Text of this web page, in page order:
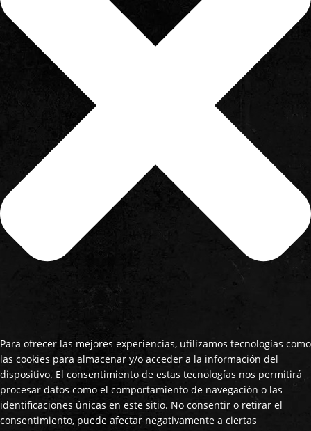
Para ofrecer las mejores experiencias, utilizamos tecnologías como
las cookies para almacenar y/o acceder a la información del
dispositivo. El consentimiento de estas tecnologías nos permitirá
procesar datos como el comportamiento de navegación o las
identificaciones únicas en este sitio. No consentir o retirar el
consentimiento, puede afectar negativamente a ciertas